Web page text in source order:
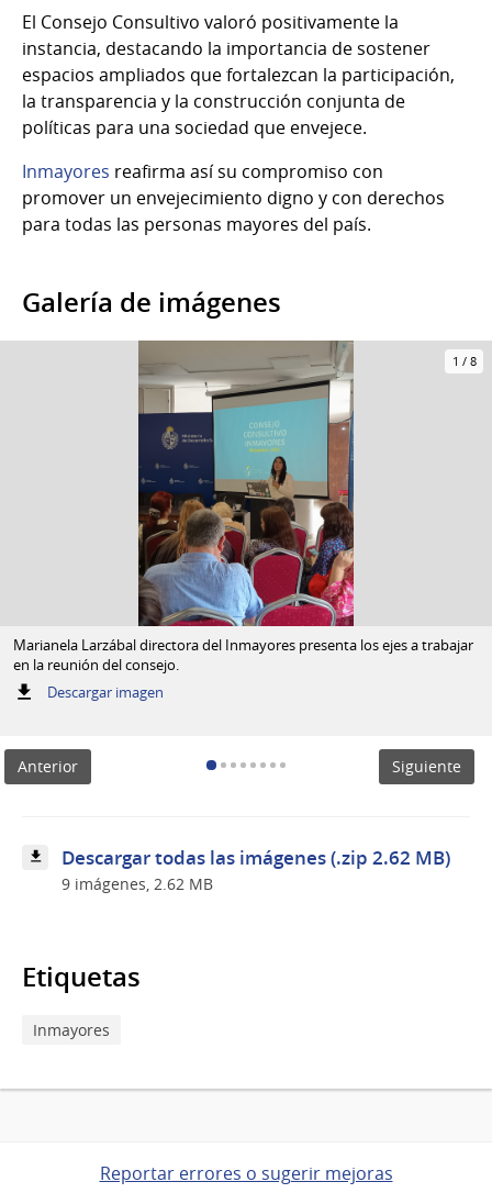
El Consejo Consultivo valoró positivamente la
instancia, destacando la importancia de sostener
espacios ampliados que fortalezcan la participación,
la transparencia y la construcción conjunta de
políticas para una sociedad que envejece.
Inmayores reafirma así su compromiso con
promover un envejecimiento digno y con derechos
para todas las personas mayores del país.
Galería de imágenes
1 / 8
Marianela Larzábal directora del Inmayores presenta los ejes a trabajar
en la reunión del consejo.
Descargar imagen:
ejes
a
trabajar
Anterior Siguiente
Descargar todas las imágenes (.zip 2.62 MB)
9 imágenes, 2.62 MB
Etiquetas
Inmayores
Reportar errores o sugerir mejoras